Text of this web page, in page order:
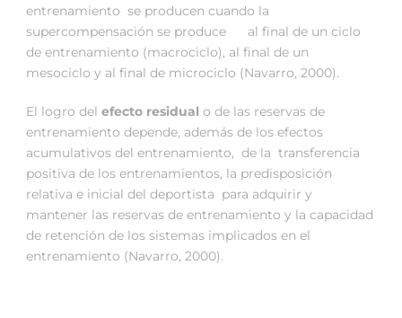
entrenamiento se producen cuando la
supercompensación se produce al final de un ciclo
de entrenamiento (macrociclo), al final de un
mesociclo y al final de microciclo (Navarro, 2000).
El logro del efecto residual o de las reservas de
entrenamiento depende, además de los efectos
acumulativos del entrenamiento, de la transferencia
positiva de los entrenamientos, la predisposición
relativa e inicial del deportista para adquirir y
mantener las reservas de entrenamiento y la capacidad
de retención de los sistemas implicados en el
entrenamiento (Navarro, 2000).